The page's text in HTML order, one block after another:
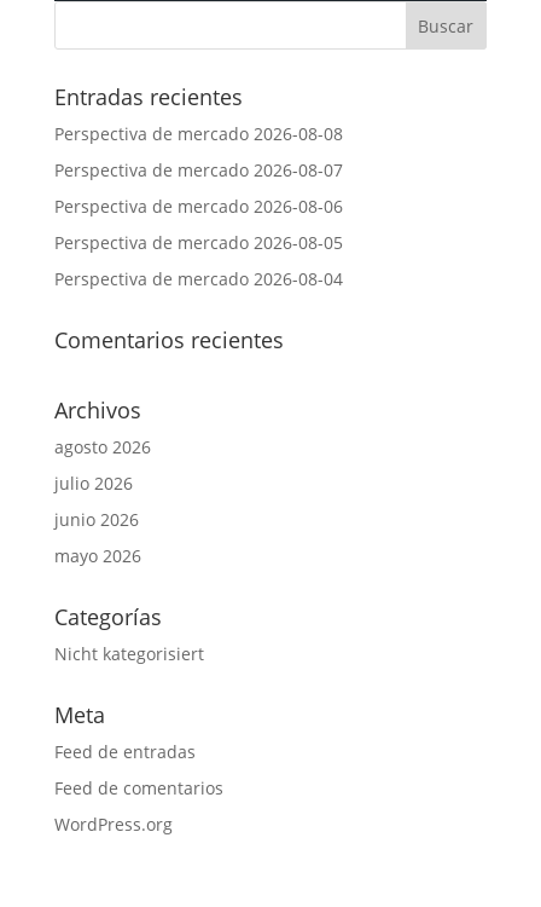
Entradas recientes
Perspectiva de mercado 2026-08-08
Perspectiva de mercado 2026-08-07
Perspectiva de mercado 2026-08-06
Perspectiva de mercado 2026-08-05
Perspectiva de mercado 2026-08-04
Comentarios recientes
Archivos
agosto 2026
julio 2026
junio 2026
mayo 2026
Categorías
Nicht kategorisiert
Meta
Feed de entradas
Feed de comentarios
WordPress.org